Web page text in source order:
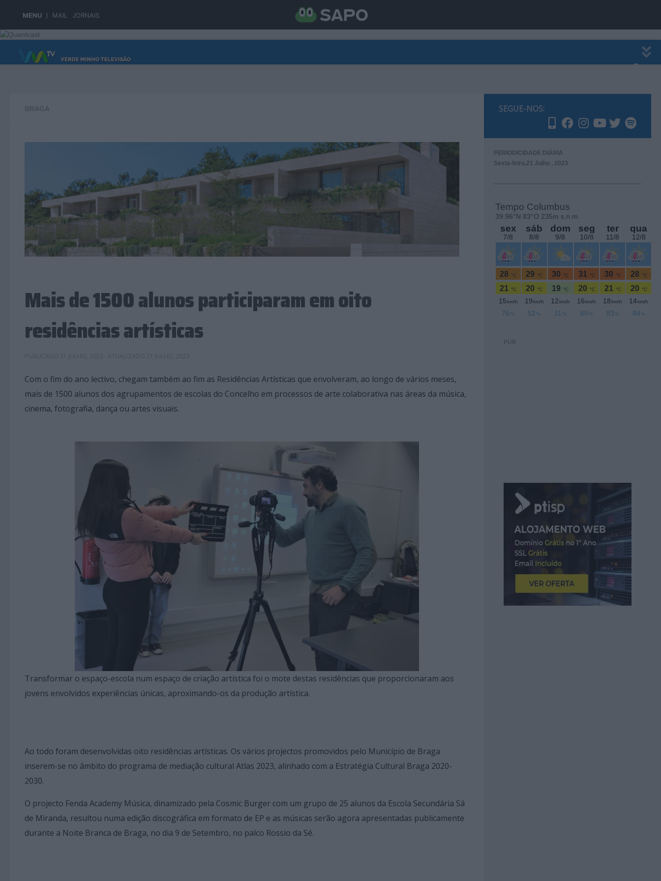
MENU MAIL JORNAIS
Skip to content
Mais de 1500 alunos participaram em oito
residências artísticas
Com o fim do ano lectivo, chegam também ao fim as Residências Artísticas que envolveram, ao longo de vários meses,
mais de 1500 alunos dos agrupamentos de escolas do Concelho em processos de arte colaborativa nas áreas da música,
cinema, fotografia, dança ou artes visuais.
Transformar o espaço-escola num espaço de criação artística foi o mote destas residências que proporcionaram aos
jovens envolvidos experiências únicas, aproximando-os da produção artística.
Ao todo foram desenvolvidas oito residências artísticas. Os vários projectos promovidos pelo Município de Braga
inserem-se no âmbito do programa de mediação cultural Atlas 2023, alinhado com a Estratégia Cultural Braga 2020-
2030.
O projecto Fenda Academy Música, dinamizado pela Cosmic Burger com um grupo de 25 alunos da Escola Secundária Sá
de Miranda, resultou numa edição discográfica em formato de EP e as músicas serão agora apresentadas publicamente
durante a Noite Branca de Braga, no dia 9 de Setembro, no palco Rossio da Sé.
SEGUE-NOS:
PERIODICIDADE DIÁRIA
Sexta-feira,21 Julho , 2023
PUB